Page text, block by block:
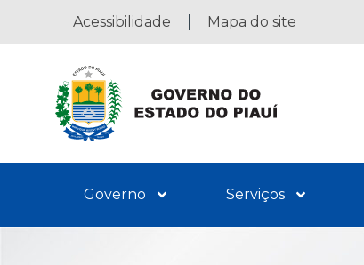
Acessibilidade Mapa do site
Governo Serviços